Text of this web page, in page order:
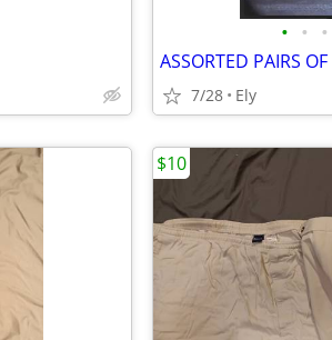
• • •
7/28 Ely
$10